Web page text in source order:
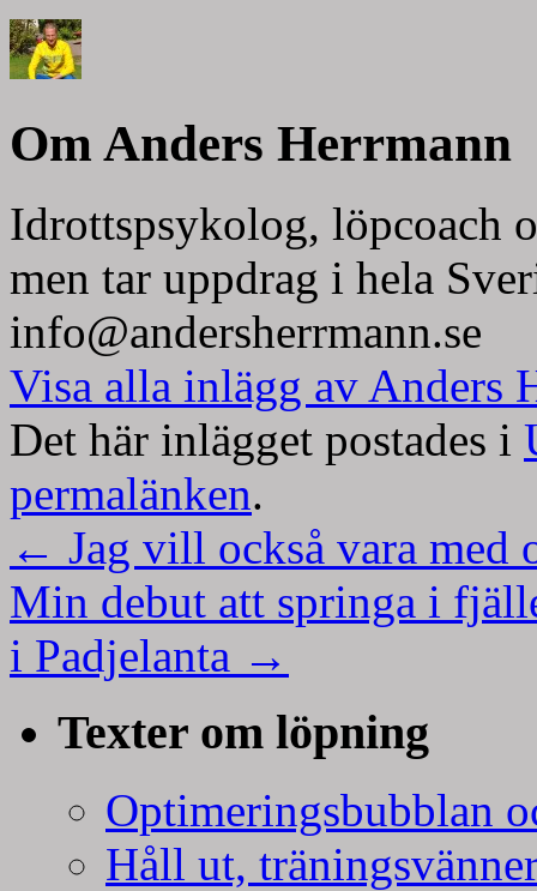
Om Anders Herrmann
Idrottspsykolog, löpcoach
men tar uppdrag i hela
info@andersherrmann.se
Visa alla inlägg av Anders
Det här inlägget postades i
permalänken.
← Jag vill också vara med
Min debut att springa i
i Padjelanta →
Texter om löpning
Optimeringsbubblan
Håll ut,